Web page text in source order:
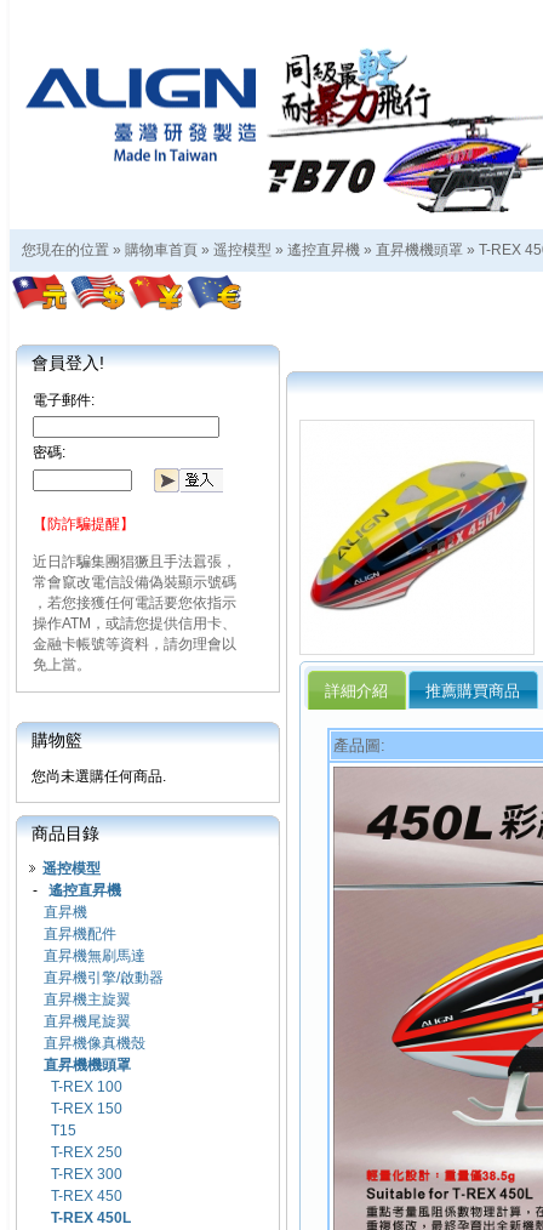
您現在的位置 » 購物車首頁 » 遥控模型 » 遙控直昇機 » 直昇機機頭罩 » T-REX
會員登入!
電子郵件:
密碼:
【防詐騙提醒】
近日詐騙集團猖獗且手法囂張，
常會竄改電信設備偽裝顯示號碼
，若您接獲任何電話要您依指示
操作ATM，或請您提供信用卡、
金融卡帳號等資料，請勿理會以
免上當。
購物籃
您尚未選購任何商品.
商品目錄
遥控模型
- 遙控直昇機
直昇機
直昇機配件
直昇機無刷馬達
直昇機引擎/啟動器
直昇機主旋翼
直昇機尾旋翼
直昇機像真機殼
直昇機機頭罩
T-REX 100
T-REX 150
T15
T-REX 250
T-REX 300
T-REX 450
T-REX 450L
詳細介紹 推薦購買商品
產品圖: